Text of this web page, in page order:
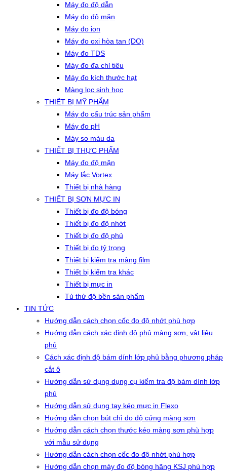
Máy đo độ dẫn
Máy đo độ mặn
Máy đo ion
Máy đo oxi hòa tan (DO)
Máy đo TDS
Máy đo đa chỉ tiêu
Máy đo kích thước hạt
Màng lọc sinh học
THIẾT BỊ MỸ PHẨM
Máy đo cấu trúc sản phẩm
Máy đo pH
Máy so màu da
THIẾT BỊ THỰC PHẨM
Máy đo độ mặn
Máy lắc Vortex
Thiết bị nhà hàng
THIẾT BỊ SƠN MỰC IN
Thiết bị đo độ bóng
Thiết bị đo độ nhớt
Thiết bị đo độ phủ
Thiết bị đo tỷ trọng
Thiết bị kiểm tra màng film
Thiết bị kiểm tra khác
Thiết bị mực in
Tủ thử độ bền sản phẩm
TIN TỨC
Hướng dẫn cách chọn cốc đo độ nhớt phù hợp
Hướng dẫn cách xác định độ phủ màng sơn, vật liệu
phủ
Cách xác định độ bám dính lớp phủ bằng phương pháp
cắt ô
Hướng dẫn sử dụng dụng cụ kiểm tra độ bám dính lớp
phủ
Hướng dẫn sử dụng tay kéo mực in Flexo
Hướng dẫn chọn bút chì đo độ cứng màng sơn
Hướng dẫn cách chọn thước kéo màng sơn phù hợp
với mẫu sử dụng
Hướng dẫn cách chọn cốc đo độ nhớt phù hợp
Hướng dẫn chọn máy đo độ bóng hãng KSJ phù hợp